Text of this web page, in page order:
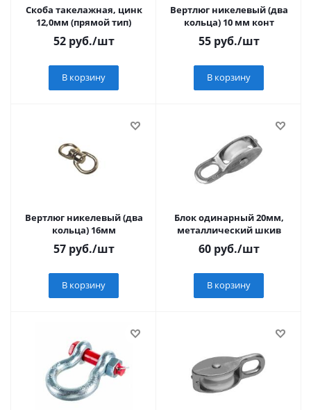
Скоба такелажная, цинк
12,0мм (прямой тип)
52руб./шт
В корзину
Вертлюг никелевый (два
кольца) 10 мм конт
55руб./шт
В корзину
Вертлюг никелевый (два
кольца) 16мм
57руб./шт
В корзину
Блок одинарный 20мм,
металлический шкив
60руб./шт
В корзину